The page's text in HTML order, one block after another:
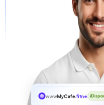
wwwMyCafe.fitness